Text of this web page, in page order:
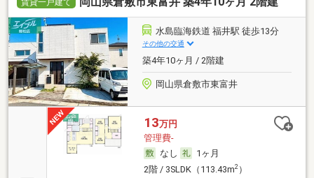
水島臨海鉄道 福井駅 徒歩13分
その他の交通
築4年10ヶ月 / 2階建
岡山県倉敷市東富井
13万円
管理費-
なし
1ヶ月
2階 / 3SLDK（113.43m2）